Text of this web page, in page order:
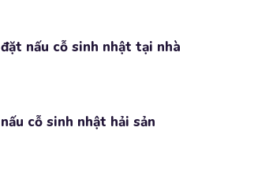
đặt nấu cỗ sinh nhật tại nhà
nấu cỗ sinh nhật hải sản